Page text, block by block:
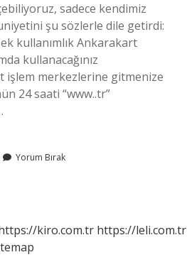
sadece kendimiz
şu sözlerle dile getirdi:
kullanımlık Ankarakart
kullanacağınız
işlem merkezlerine gitmenize
24 saati “www..tr”
Yorum Bırak
kiro.com.tr https://leli.com.tr